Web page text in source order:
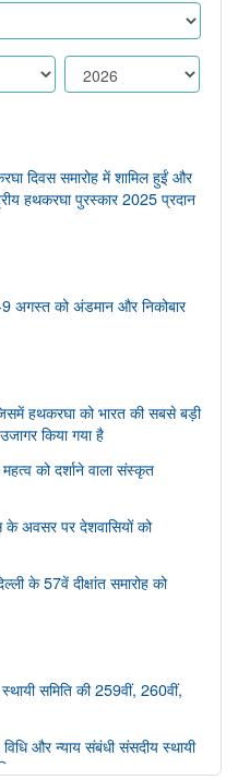
दिवस समारोह में शामिल हुईं और
हथकरघा पुरस्कार 2025 प्रदान
9 अगस्त को अंडमान और निकोबार
हथकरघा को भारत की सबसे बड़ी
किया गया है
महत्व को दर्शाने वाला संस्कृत
के अवसर पर देशवासियों को
के 57वें दीक्षांत समारोह को
समिति की 259वीं, 260वीं,
और न्याय संबंधी संसदीय स्थायी